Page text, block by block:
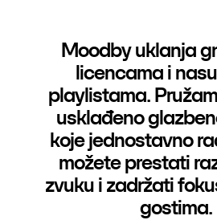
Moodby uklanja
licencama i
playlistama.
usklađeno
koje jednostavno
možete prestati
zvuku i zadržati
gostima.